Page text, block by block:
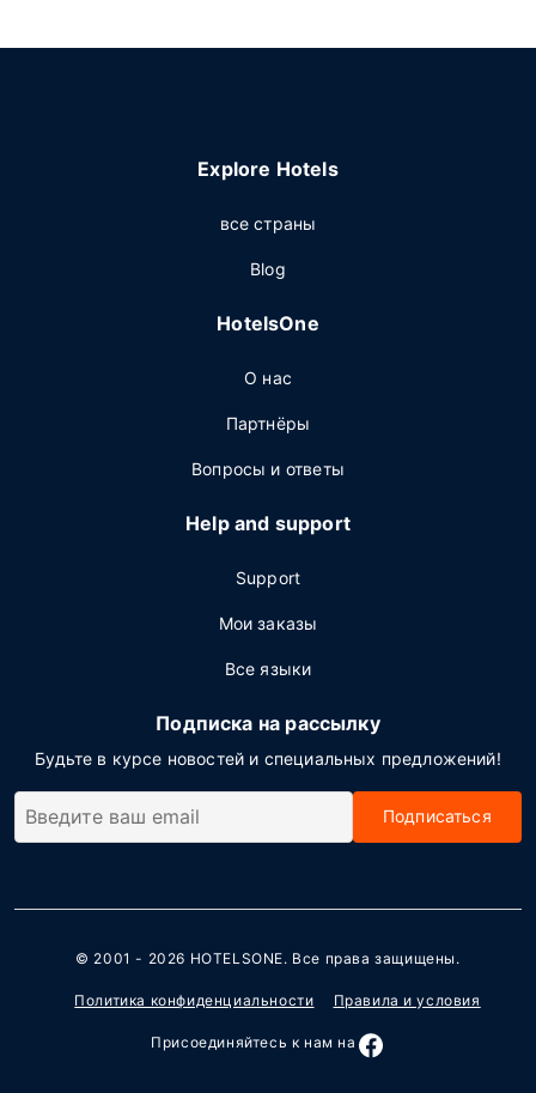
Explore Hotels
все страны
Blog
HotelsOne
О нас
Партнёры
Вопросы и ответы
Help and support
Support
Мои заказы
Все языки
Подписка на рассылку
Будьте в курсе новостей и специальных предложений!
Подписаться
© 2001 - 2026 HOTELSONE. Все права защищены.
Политика конфиденциальности Правила и условия
Присоединяйтесь к нам на